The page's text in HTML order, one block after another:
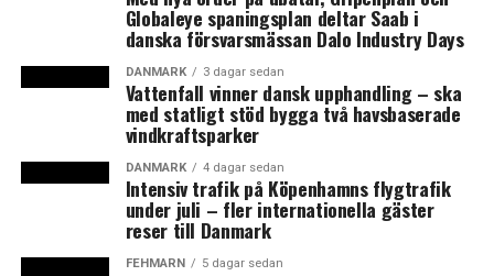
Engblom, senior advisor på Greater Copenhagen
Committee, och fortsätter:
– Sen kommer vi också att prata om att vi ser behov av
att ministrarna möts inom kort för att diskutera
förbindelser och hur vi jobbar vidare framåt med
infrastrukturfrågor. Vår vd brukar säga att tågen och
infrastrukturplaneringen inte stannar vid gränsen, och
så är det. Vad tänker man kring vändspår på Kastrup,
hur gör vi så att det fungerar optimalt vid
Globaleye spaningsplan deltar Saab i
danska försvarsmässan Dalo Industry Days
DANMARK 3 dagar sedan
Vattenfall vinner dansk upphandling – ska
med statligt stöd bygga två havsbaserade
vindkraftsparker
DANMARK 4 dagar sedan
Intensiv trafik på Köpenhamns flygtrafik
under juli – fler internationella gäster
reser till Danmark
FEHMARN 5 dagar sedan